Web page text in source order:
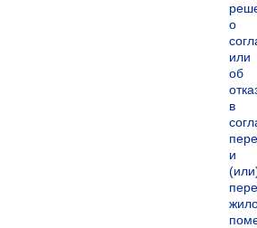
о
или
об
в
и